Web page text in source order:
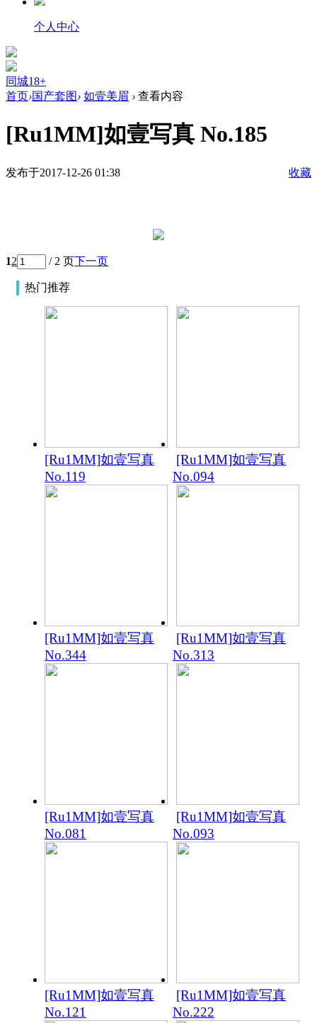
个人中心
同城18+
首页›国产套图› 如壹美眉 › 查看内容
[Ru1MM]如壹写真 No.185
发布于2017-12-26 01:38 收藏
12 / 2 页下一页
热门推荐
[Ru1MM]如壹写真
No.119
[Ru1MM]如壹写真
No.094
[Ru1MM]如壹写真
No.344
[Ru1MM]如壹写真
No.313
[Ru1MM]如壹写真
No.081
[Ru1MM]如壹写真
No.093
[Ru1MM]如壹写真
No.121
[Ru1MM]如壹写真
No.222